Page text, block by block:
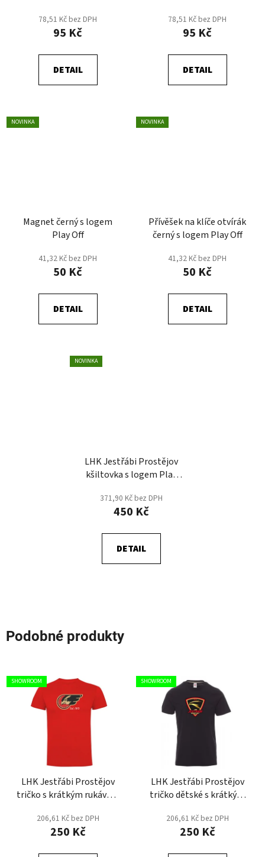
78,51 Kč bez DPH
95 Kč
DETAIL
78,51 Kč bez DPH
95 Kč
DETAIL
NOVINKA
Magnet černý s logem
Play Off
41,32 Kč bez DPH
50 Kč
DETAIL
NOVINKA
Přívěšek na klíče otvírák
černý s logem Play Off
41,32 Kč bez DPH
50 Kč
DETAIL
NOVINKA
LHK Jestřábi Prostějov
kšiltovka s logem Play
371,90 Kč bez DPH
450 Kč
DETAIL
Podobné produkty
SHOWROOM
LHK Jestřábi Prostějov
tričko s krátkým rukávem
206,61 Kč bez DPH
250 Kč
SHOWROOM
LHK Jestřábi Prostějov
tričko dětské s krátkým
206,61 Kč bez DPH
250 Kč